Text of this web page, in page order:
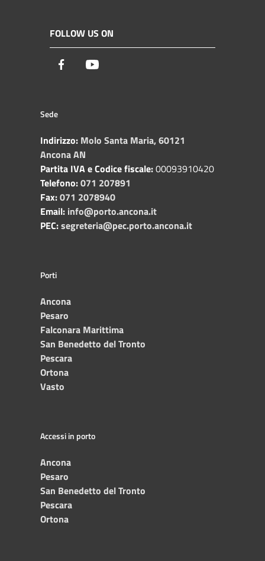
FOLLOW US ON
Facebook
Sede
Indirizzo: Molo Santa Maria, 60121
Ancona AN
Partita IVA e Codice fiscale:00093910420
Telefono:071 207891
Fax:071 2078940
Email: info@porto.ancona.it
PEC:segreteria@pec.porto.ancona.it
Porti
Ancona
Pesaro
Falconara Marittima
San Benedetto del Tronto
Pescara
Ortona
Vasto
Accessi in porto
Ancona
Pesaro
San Benedetto del Tronto
Pescara
Ortona